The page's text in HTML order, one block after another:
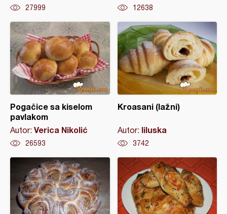
27999 12638
Pogačice sa kiselom
pavlakom
Autor: Verica Nikolić
26593
Kroasani (lažni)
Autor: liluska
3742